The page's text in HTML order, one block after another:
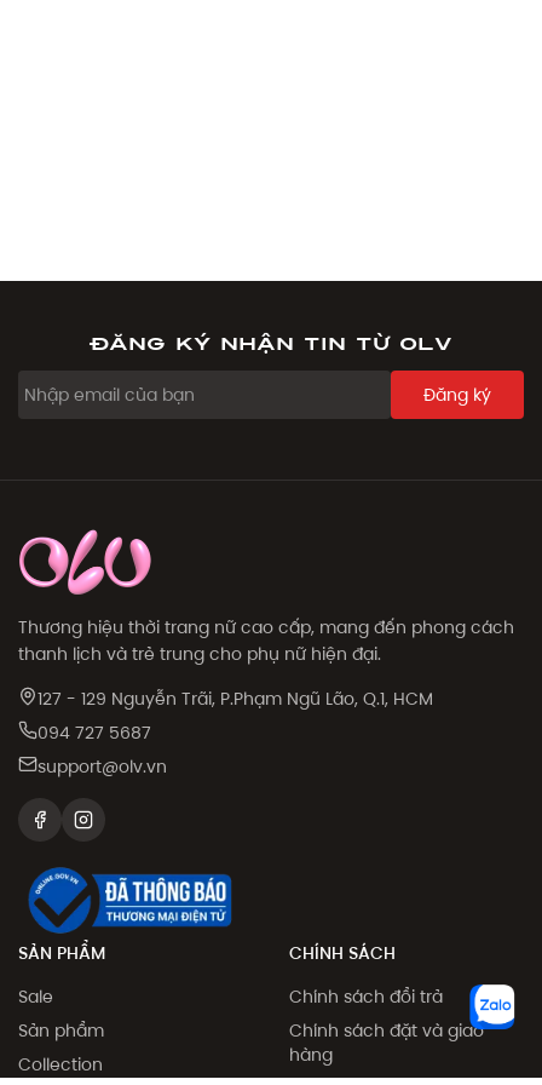
Đăng ký nhận tin từ OLV
Đăng ký
Thương hiệu thời trang nữ cao cấp, mang đến phong cách
thanh lịch và trẻ trung cho phụ nữ hiện đại.
127 - 129 Nguyễn Trãi, P.Phạm Ngũ Lão, Q.1, HCM
094 727 5687
support@olv.vn
SẢN PHẨM
Sale
Sản phẩm
Collection
CHÍNH SÁCH
Chính sách đổi trả
Chính sách đặt và giao
hàng